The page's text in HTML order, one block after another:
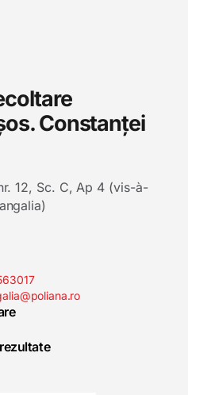
Constanței
12, Sc. C, Ap 4 (vis-à-